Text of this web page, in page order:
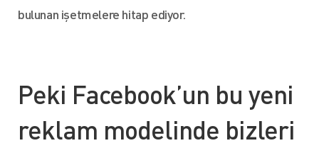
bulunan işetmelere hitap ediyor.
Peki Facebook’un bu yeni
reklam modelinde bizleri